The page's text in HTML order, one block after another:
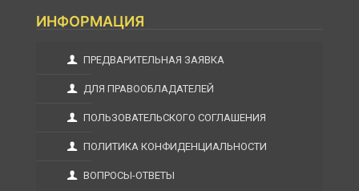
ИНФОРМАЦИЯ
ПРЕДВАРИТЕЛЬНАЯ ЗАЯВКА
ДЛЯ ПРАВООБЛАДАТЕЛЕЙ
ПОЛЬЗОВАТЕЛЬСКОГО СОГЛАШЕНИЯ
ПОЛИТИКА КОНФИДЕНЦИАЛЬНОСТИ
ВОПРОСЫ-ОТВЕТЫ